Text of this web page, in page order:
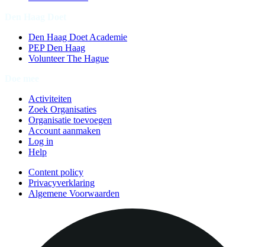
Den Haag Doet Academie
PEP Den Haag
Volunteer The Hague
Activiteiten
Zoek Organisaties
Organisatie toevoegen
Account aanmaken
Log in
Help
Content policy
Privacyverklaring
Algemene Voorwaarden